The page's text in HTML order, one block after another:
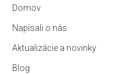
Domov
Napísali o nás
Aktualizácie a novinky
Blog